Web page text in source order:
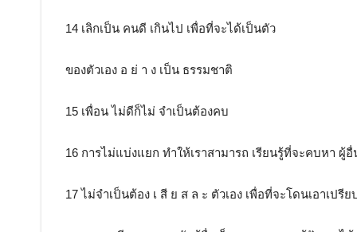
14 เลิกเป็น คนดี เกินไป เพื่อที่จะได้เป็นตัว
ของตัวเอง อ ย่ า ง เป็น ธรรมชาติ
15 เพื่อน ไม่ดีก็ไม่ จำเป็นต้องคบ
16 การไม่แบ่งแยก ทำให้เราสามารถ เรียนรู้ที่จะคบหา ผู้อื่
17 ไม่จำเป็นต้อง เ สี ย ส ล ะ ตัวเอง เพื่อที่จะโดนเอาเปรีย